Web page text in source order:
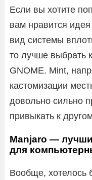
Если вы хотите
вам нравится
вид системы
то лучше выбрать
GNOME. Mint,
кастомизации
довольно сильно
привыкать к
Manjaro —
для
Вообще, хотелось